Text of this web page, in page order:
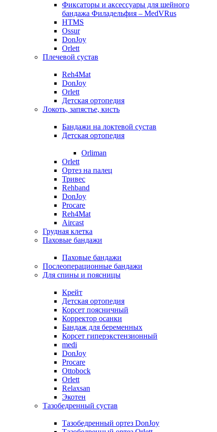
Фиксаторы и аксессуары для шейного
бандажа Филадельфия – MedVRus
HTMS
Ossur
DonJoy
Orlett
Плечевой сустав
Reh4Mat
DonJoy
Orlett
Детская ортопедия
Локоть, запястье, кисть
Бандажи на локтевой сустав
Детская ортопедия
Orliman
Orlett
Ортез на палец
Тривес
Rehband
DonJoy
Procare
Reh4Mat
Aircast
Грудная клетка
Паховые бандажи
Паховые бандажи
Послеоперационные бандажи
Для спины и поясницы
Крейт
Детская ортопедия
Корсет поясничный
Корректор осанки
Бандаж для беременных
Корсет гиперэкстензионный
medi
DonJoy
Procare
Ottobock
Orlett
Relaxsan
Экотен
Тазобедренный сустав
Тазобедренный ортез DonJoy